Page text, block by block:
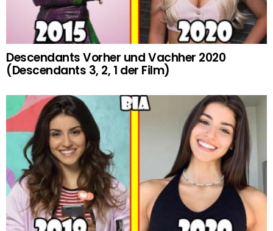
Descendants Vorher und Vachher 2020
(Descendants 3, 2, 1 der Film)